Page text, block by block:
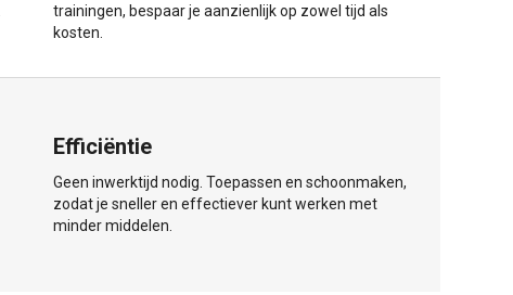
trainingen, bespaar je aanzienlijk op zowel tijd als
kosten.
Efficiëntie
Geen inwerktijd nodig. Toepassen en schoonmaken,
zodat je sneller en effectiever kunt werken met
minder middelen.